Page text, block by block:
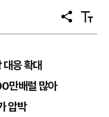
공
유
텍
스
응 확대
만배럴 많아
압박